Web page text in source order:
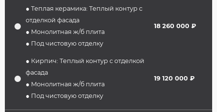
● Теплая керамика: Теплый контур с
отделкой фасада
● Монолитная ж/б плита
● Под чистовую отделку
18 260 000 ₽
● Кирпич: Теплый контур с отделкой
фасада
● Монолитная ж/б плита
● Под чистовую отделку
19 120 000 ₽